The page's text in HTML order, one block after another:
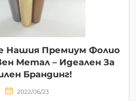
Нашия Премиум Фолио
Метал – Идеален За
Брандинг!
2022/06/23